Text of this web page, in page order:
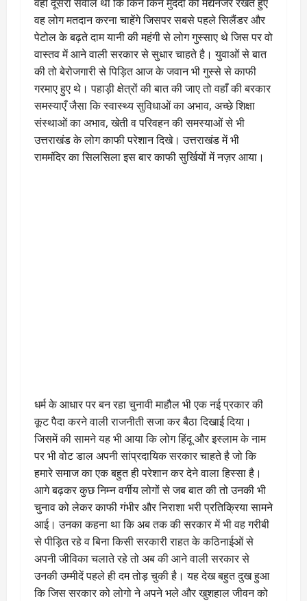
वह लोग मतदान करना चाहेंगे जिसपर सबसे पहले सिलैंडर और
पेटोल के बढ़ते दाम यानी की महंगी से लोग गुस्साए थे जिस पर वो
वास्तव में आने वाली सरकार से सुधार चाहते है। युवाओं से बात
की तो बेरोजगारी से पिड़ित आज के जवान भी गुस्से से काफी
गरमाए हुए थे। पहाड़ी क्षेत्रों की बात की जाए तो वहाँ की बरकार
समस्याएँ जैसा कि स्वास्थ्य सुविधाओं का अभाव, अच्छे शिक्षा
संस्थाओं का अभाव, खेती व परिवहन की समस्याओं से भी
उत्तराखंड के लोग काफी परेशान दिखे। उत्तराखंड में भी
राममंदिर का सिलसिला इस बार काफी सुर्खियों में नज़र आया।
धर्म के आधार पर बन रहा चुनावी माहौल भी एक नई प्रकार की
कूट पैदा करने वाली राजनीती सजा कर बैठा दिखाई दिया।
जिसमें की सामने यह भी आया कि लोग हिंदू और इस्लाम के नाम
पर भी वोट डाल अपनी सांप्रदायिक सरकार चाहते है जो कि
हमारे समाज का एक बहुत ही परेशान कर देने वाला हिस्सा है।
आगे बढ़कर कुछ निम्न वर्गीय लोगों से जब बात की तो उनकी भी
चुनाव को लेकर काफी गंभीर और निराशा भरी प्रतिक्रिया सामने
आई। उनका कहना था कि अब तक की सरकार में भी वह गरीबी
से पीड़ित रहे व बिना किसी सरकारी राहत के कठिनाईओं से
अपनी जीविका चलाते रहे तो अब की आने वाली सरकार से
उनकी उम्मीदें पहले ही दम तोड़ चुकी है। यह देख बहुत दुख हुआ
कि जिस सरकार को लोगो ने अपने भले और खुशहाल जीवन को